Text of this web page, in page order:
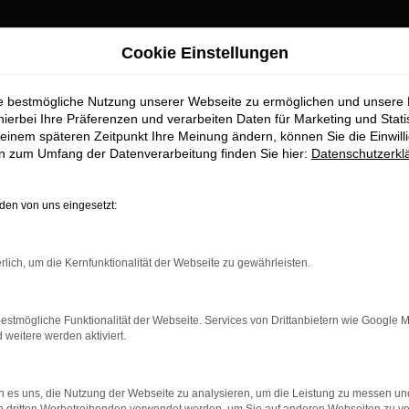
Angebote
im Autohaus Stiglmayr
für exzellente VW Golf Fahrzeuge für Roth und
Standards in Sachen Qualität und Leistung erfüllen. Wir sind
VW Golf Flotte und warum Autohaus Stiglmayr
Network Error
ist ein Fehler aufgetreten.
Cookie Einstellungen
bestmögliche Nutzung unserer Webseite zu ermöglichen und unsere
Ihre Präferenzen und verarbeiten Daten für Marketing und
späteren Zeitpunkt Ihre Meinung ändern, können Sie die
zum Umfang der Datenverarbeitung finden Sie hier:
von uns eingesetzt:
um die Kernfunktionalität der Webseite zu gewährleisten.
Funktionalität der Webseite. Services von Drittanbietern wie Google
weitere werden aktiviert.
es uns, die Nutzung der Webseite zu analysieren, um die Leistung zu messen